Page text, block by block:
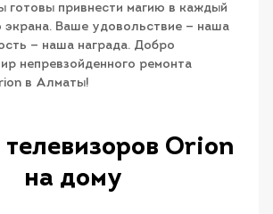
готовы привнести магию в каждый
экрана. Ваше удовольствие — наша
— наша награда. Добро
непревзойденного ремонта
в Алматы!
телевизоров Orion
на дому